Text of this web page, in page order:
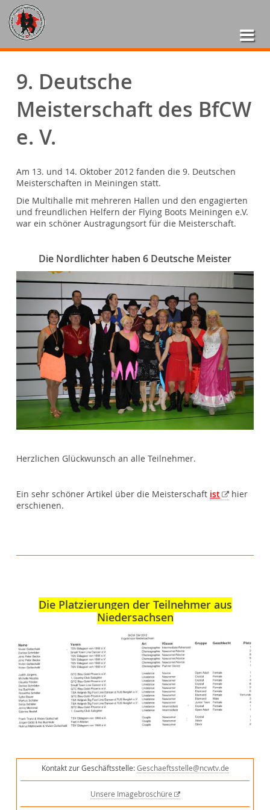
9. Deutsche
Meisterschaft des BfCW
e. V.
Am 13. und 14. Oktober 2012 fanden die 9. Deutschen
Meisterschaften in Meiningen statt.
Die Multihalle mit mehreren Hallen und den engagierten
und freundlichen Helfern der Flying Boots Meiningen e.V.
war ein schöner Austragungsort für die Meisterschaft.
Die Nordlichter haben 6 Deutsche Meister
Herzlichen Glückwunsch an alle Teilnehmer.
Ein sehr schöner Artikel über die Meisterschaft ist
hier
erschienen.
Die Platzierungen der Teilnehmer aus
Niedersachsen
Kontakt zur Geschäftsstelle: Geschaeftsstelle@ncwtv.de
Unsere Imagebroschüre